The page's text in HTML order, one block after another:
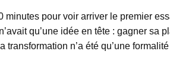
minutes pour voir arriver le premier
qu’une idée en tête : gagner sa
n’a été qu’une